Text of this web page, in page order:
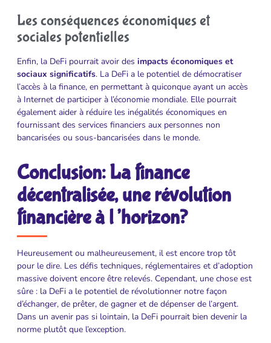
Les conséquences économiques et
sociales potentielles
Enfin, la DeFi pourrait avoir des impacts économiques et
sociaux significatifs. La DeFi a le potentiel de démocratiser
l’accès à la finance, en permettant à quiconque ayant un accès
à Internet de participer à l’économie mondiale. Elle pourrait
également aider à réduire les inégalités économiques en
fournissant des services financiers aux personnes non
bancarisées ou sous-bancarisées dans le monde.
Conclusion: La finance
décentralisée, une révolution
financière à l’horizon?
Heureusement ou malheureusement, il est encore trop tôt
pour le dire. Les défis techniques, réglementaires et d’adoption
massive doivent encore être relevés. Cependant, une chose est
sûre : la DeFi a le potentiel de révolutionner notre façon
d’échanger, de prêter, de gagner et de dépenser de l’argent.
Dans un avenir pas si lointain, la DeFi pourrait bien devenir la
norme plutôt que l’exception.